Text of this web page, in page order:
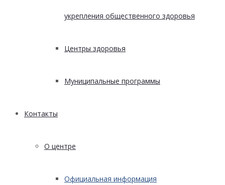
укрепления общественного здоровья
Центры здоровья
Муниципальные программы
Контакты
О центре
Официальная информация